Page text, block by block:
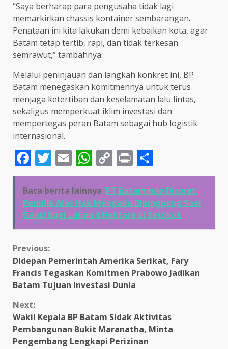
“Saya berharap para pengusaha tidak lagi
memarkirkan chassis kontainer sembarangan.
Penataan ini kita lakukan demi kebaikan kota, agar
Batam tetap tertib, rapi, dan tidak terkesan
semrawut,” tambahnya.
Melalui peninjauan dan langkah konkret ini, BP
Batam menegaskan komitmennya untuk terus
menjaga ketertiban dan keselamatan lalu lintas,
sekaligus memperkuat iklim investasi dan
mempertegas peran Batam sebagai hub logistik
internasional.
Facebook
Twitter
EmailWhatsApp
Copy
Link
Print
Baca berita lainnya PT Batamindo Disorot,
Pemilik Alas Hak Mengaku Dipingpong Soal
Ganti Rugi Lahan 4 Hektare di Setokok
Continue
Reading
Previous:
Didepan Pemerintah Amerika Serikat, Fary
Francis Tegaskan Komitmen Prabowo Jadikan
Batam Tujuan Investasi Dunia
Next:
Wakil Kepala BP Batam Sidak Aktivitas
Pembangunan Bukit Maranatha, Minta
Pengembang Lengkapi Perizinan